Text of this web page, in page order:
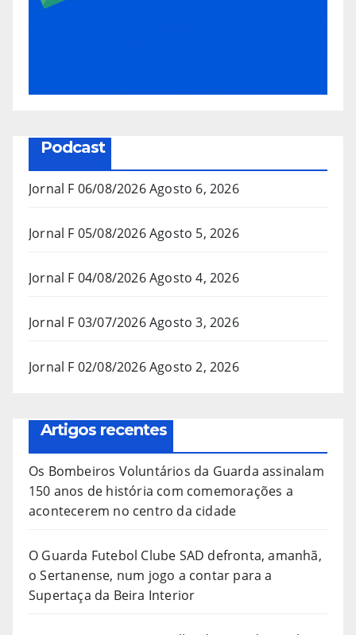
Podcast
Jornal F 06/08/2026Agosto 6, 2026
Jornal F 05/08/2026Agosto 5, 2026
Jornal F 04/08/2026Agosto 4, 2026
Jornal F 03/07/2026Agosto 3, 2026
Jornal F 02/08/2026Agosto 2, 2026
Artigos recentes
Os Bombeiros Voluntários da Guarda assinalam
150 anos de história com comemorações a
acontecerem no centro da cidade
O Guarda Futebol Clube SAD defronta, amanhã,
o Sertanense, num jogo a contar para a
Supertaça da Beira Interior